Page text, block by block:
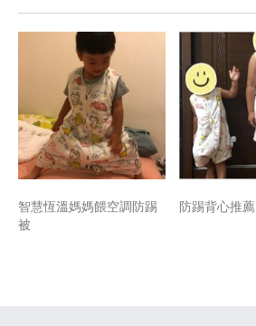
智慧恆溫媽媽餵空調防踢
被
防踢背心推薦